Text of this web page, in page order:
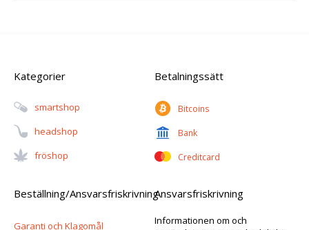
Kategorier
Smartshop
Headshop
Fröshop
Betalningssätt
Bitcoins
Bank
Creditcard
Beställning/Ansvarsfriskrivning
Garanti och Klagomål
Ansvarsfriskrivning
Informationen om och